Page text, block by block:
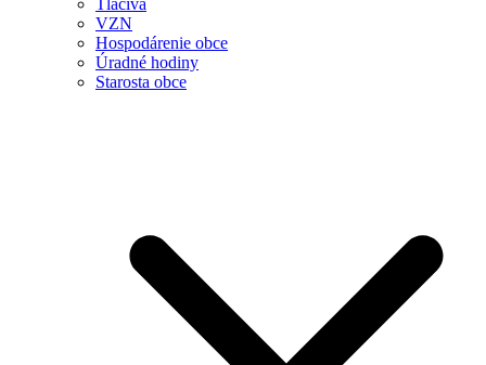
Tlačivá
VZN
Hospodárenie obce
Úradné hodiny
Starosta obce